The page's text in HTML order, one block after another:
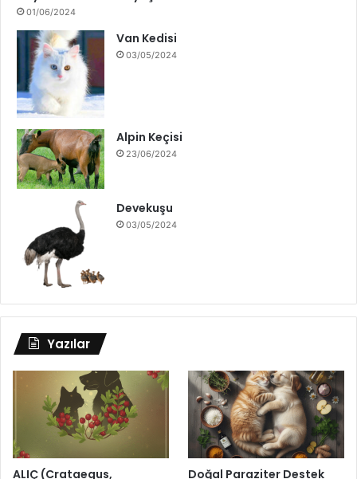
01/06/2024
Van Kedisi
03/05/2024
Alpin Keçisi
23/06/2024
Devekuşu
03/05/2024
Yazılar
ALIÇ (Crataegus,
Doğal Paraziter Destek